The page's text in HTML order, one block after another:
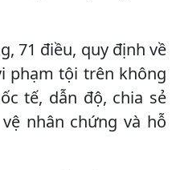
71 điều, quy định về
phạm tội trên không
tế, dẫn độ, chia sẻ
nhân chứng và hỗ